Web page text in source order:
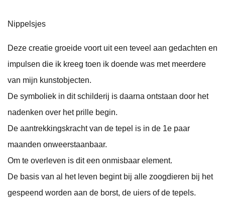
Nippelsjes
Deze creatie groeide voort uit een teveel aan gedachten en
impulsen die ik kreeg toen ik doende was met meerdere
van mijn kunstobjecten.
De symboliek in dit schilderij is daarna ontstaan door het
nadenken over het prille begin.
De aantrekkingskracht van de tepel is in de 1e paar
maanden onweerstaanbaar.
Om te overleven is dit een onmisbaar element.
De basis van al het leven begint bij alle zoogdieren bij het
gespeend worden aan de borst, de uiers of de tepels.